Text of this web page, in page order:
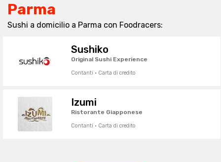
Parma
Sushi a domicilio a Parma con Foodracers:
Sushiko
Original Sushi Experience
Contanti · Carta di credito
Izumi
Ristorante Giapponese
Contanti · Carta di credito